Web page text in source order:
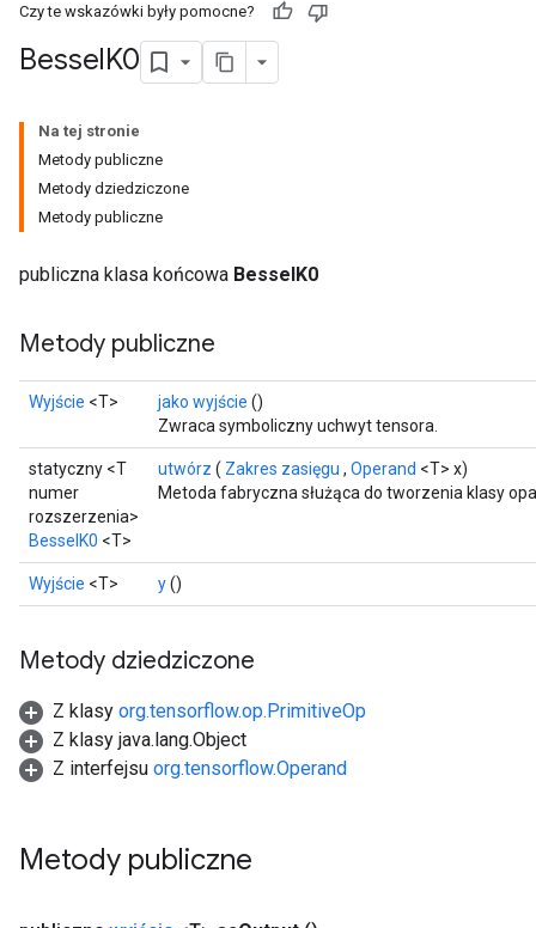
Czy te wskazówki były pomocne?
BesselK0
Na tej stronie
Metody publiczne
Metody dziedziczone
Metody publiczne
publiczna klasa końcowa BesselK0
Metody publiczne
Wyjście <T> jako wyjście ()
Zwraca symboliczny uchwyt tensora.
statyczny <T
numer
rozszerzenia>
BesselK0 <T>
utwórz ( Zakres zasięgu , Operand <T> x)
Metoda fabryczna służąca do tworzenia klasy
Wyjście <T> y()
Metody dziedziczone
Z klasy org.tensorflow.op.PrimitiveOp
Z klasy java.lang.Object
Z interfejsu org.tensorflow.Operand
Metody publiczne